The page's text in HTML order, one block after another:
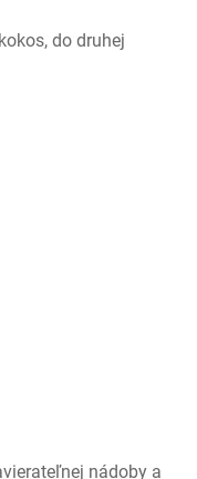
do druhej
nádoby a